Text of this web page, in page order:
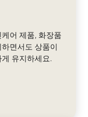
어 제품, 화장품
면서도 상품이
유지하세요.